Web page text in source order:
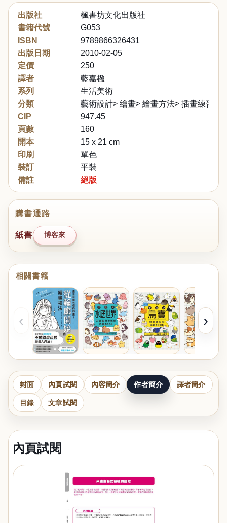
出版社
楓書坊文化出版社
書籍代號
G053
ISBN
9789866326431
出版日期
2010-02-05
定價
250
譯者
藍嘉楹
系列
生活美術
分類
藝術設計> 繪畫> 繪畫方法> 插畫練習
CIP
947.45
頁數
160
開本
15 x 21 cm
印刷
單色
裝訂
平裝
備註
絕版
購書通路
紙書 博客來
相關書籍
‹ ›
封面 內頁試閱 內容簡介 作者簡介 譯者簡介
目錄 文章試閱
內頁試閱